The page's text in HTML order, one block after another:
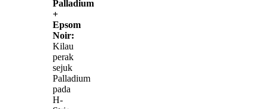
Palladium
+
Epsom
Noir:
Kilau
perak
sejuk
Palladium
pada
H-